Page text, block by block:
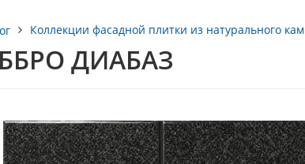
Коллекции фасадной плитки из натурального
ДИАБАЗ